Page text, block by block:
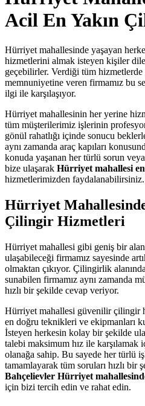
Acil En Yakın
Hürriyet mahallesinde yaşayan
hizmetlerini almak isteyen kişiler
geçebilirler. Verdiği tüm
memnuniyetine veren firmamız bu
ilgi ile karşılaşıyor.
Hürriyet mahallesinin her yerine
tüm müşterilerimiz işlerinin
gönül rahatlığı içinde sonucu
aynı zamanda araç kapıları
konuda yaşanan her türlü sorun
bize ulaşarak Hürriyet mahallesi
hizmetlerimizden faydalanabilirsiniz.
Hürriyet
Çilingir Hizmetleri
Hürriyet mahallesi gibi geniş bir
ulaşabileceği firmamız sayesinde
olmaktan çıkıyor. Çilingirlik
sunabilen firmamız aynı zamanda
hızlı bir şekilde cevap veriyor.
Hürriyet mahallesi güvenilir çilingir
en doğru teknikleri ve ekipmanları
İsteyen herkesin kolay bir şekilde
talebi maksimum hız ile
olanağa sahip. Bu sayede her türlü
tamamlayarak tüm soruları hızlı bir
Bahçelievler Hürriyet
için bizi tercih edin ve rahat edin.